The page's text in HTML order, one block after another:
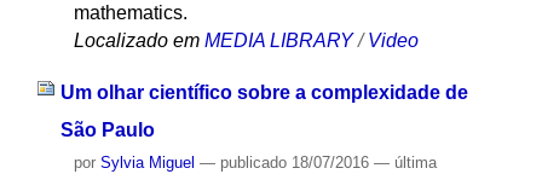
mathematics.
Localizado em MEDIA LIBRARY /Video
Um olhar científico sobre a complexidade de
São Paulo
por Sylvia Miguel — publicado18/07/2016 — última